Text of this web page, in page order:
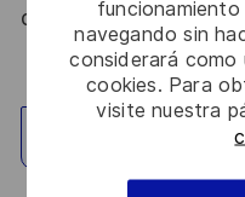
navegando sin
considerará como
cookies. Para
visite nuestra
du 09 août 2021.
Explorar